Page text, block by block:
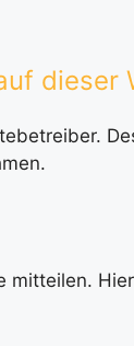
dieser